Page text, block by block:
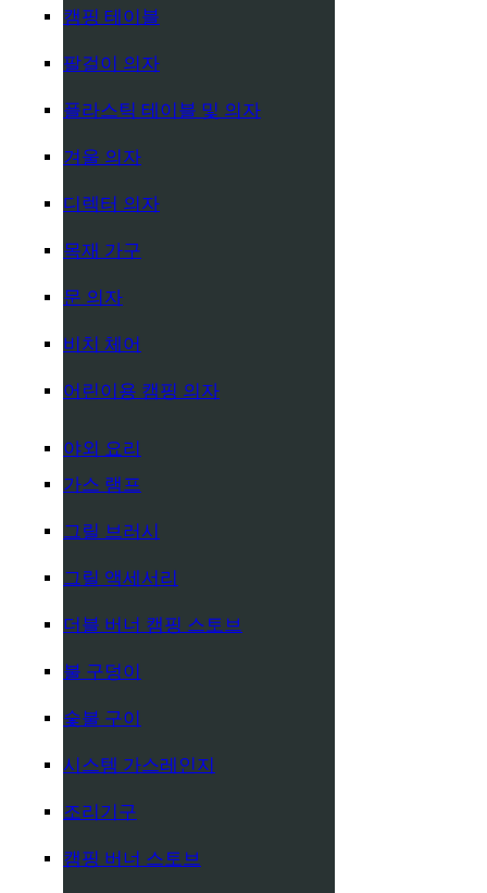
캠핑 테이블
팔걸이 의자
플라스틱 테이블 및 의자
겨울 의자
디렉터 의자
목재 가구
문 의자
비치 체어
어린이용 캠핑 의자
야외 요리
가스 램프
그릴 브러시
그릴 액세서리
더블 버너 캠핑 스토브
불 구덩이
숯불 구이
시스템 가스레인지
조리기구
캠핑 버너 스토브